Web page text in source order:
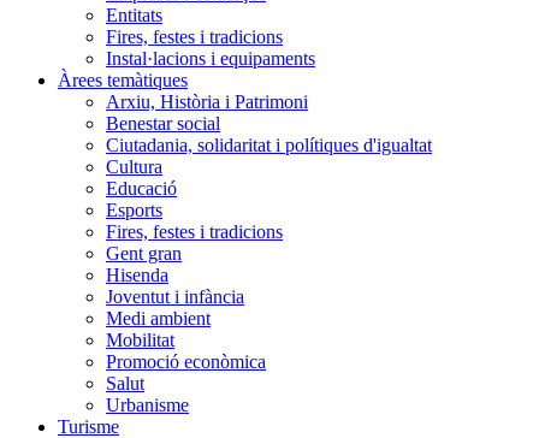
Entitats
Fires, festes i tradicions
Instal·lacions i equipaments
Àrees temàtiques
Arxiu, Història i Patrimoni
Benestar social
Ciutadania, solidaritat i polítiques d'igualtat
Cultura
Educació
Esports
Fires, festes i tradicions
Gent gran
Hisenda
Joventut i infància
Medi ambient
Mobilitat
Promoció econòmica
Salut
Urbanisme
Turisme